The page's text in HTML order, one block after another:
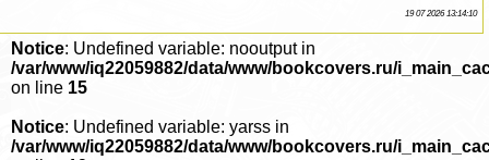
19 07 2026 13:14:10
Notice: Undefined variable: nooutput in
/var/www/iq22059882/data/www/bookcovers.ru/
on line 15
Notice: Undefined variable: yarss in
/var/www/iq22059882/data/www/bookcovers.ru/